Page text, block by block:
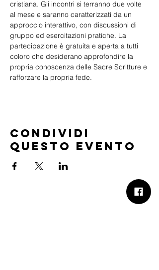
cristiana. Gli incontri si terranno due volte
al mese e saranno caratterizzati da un
approccio interattivo, con discussioni di
gruppo ed esercitazioni pratiche. La
partecipazione è gratuita e aperta a tutti
coloro che desiderano approfondire la
propria conoscenza delle Sacre Scritture e
rafforzare la propria fede.
Condividi
questo evento